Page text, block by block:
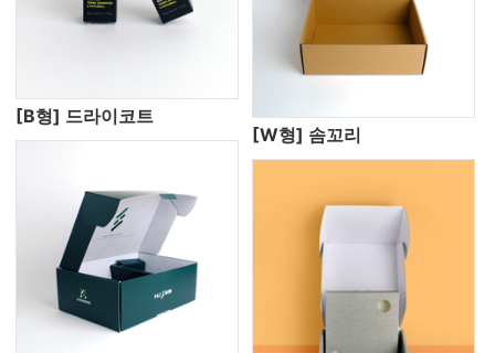
[B형] 드라이코트
[W형] 솜꼬리